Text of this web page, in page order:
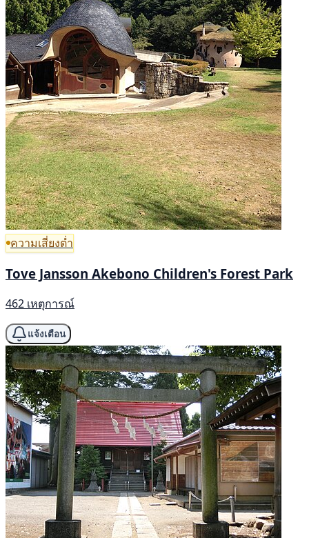
ความเสี่ยงต่ำ
Tove Jansson Akebono Children's Forest Park
462 เหตุการณ์
แจ้งเตือน